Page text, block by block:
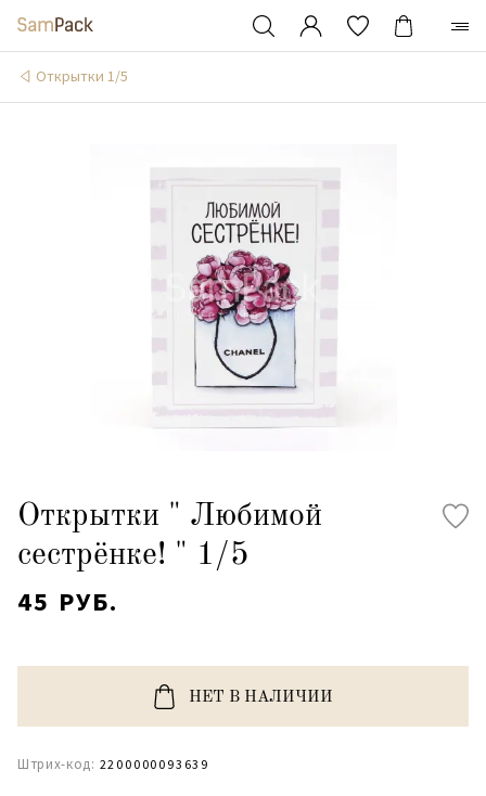
Открытки 1/5
Открытки " Любимой
сестрёнке! " 1/5
45 РУБ.
НЕТ В НАЛИЧИИ
Штрих-код: 2200000093639